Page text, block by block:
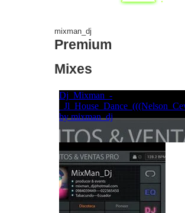
mixman_dj
Premium
Mixes